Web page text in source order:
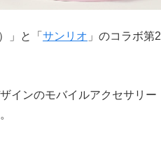
」と「 サンリオ 」のコラボ第2
インのモバイルアクセサリー